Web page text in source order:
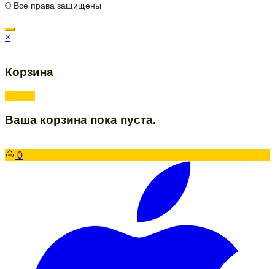
© Все права защищены
×
Корзина
Ваша корзина пока пуста.
0